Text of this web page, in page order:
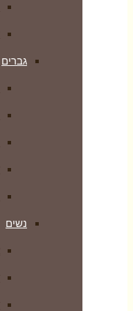
גברים
נשים